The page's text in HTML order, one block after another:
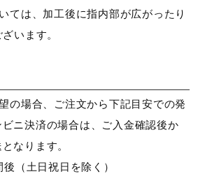
ては、加工後に指内部が広がったり
います。
の場合、ご注文から下記目安での発
ニ決済の場合は、ご入金確認後か
なります。
（土日祝日を除く）